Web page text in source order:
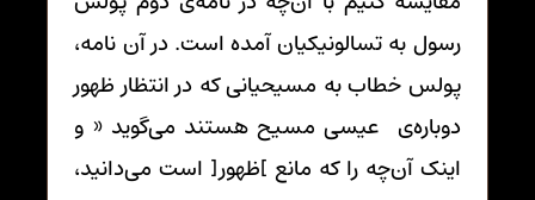
رسول به تسالونیکیان آمده است. در آن نامه،
پولس خطاب به مسیحیانی که در انتظار ظهور
دوباره‌ی عیسی مسیح هستند می‌گوید « و
اینک آن‌چه را که مانع ]ظهور[ است می‌دانید،